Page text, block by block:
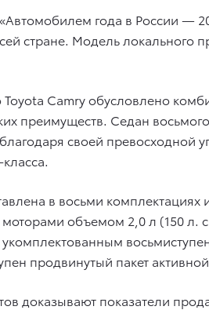
года в России —
стране. Модель локального
Camry обусловлено
преимуществ. Седан
своей
в восьми
объемом 2,0 л (150 л.
продвинутый пакет
доказывают показатели